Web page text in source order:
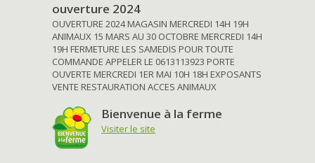
ouverture 2024
OUVERTURE 2024 MAGASIN MERCREDI 14H 19H
ANIMAUX 15 MARS AU 30 OCTOBRE MERCREDI 14H
19H FERMETURE LES SAMEDIS POUR TOUTE
COMMANDE APPELER LE 0613113923 PORTE
OUVERTE MERCREDI 1ER MAI 10H 18H EXPOSANTS
VENTE RESTAURATION ACCES ANIMAUX
Bienvenue à la ferme
Visiter le site